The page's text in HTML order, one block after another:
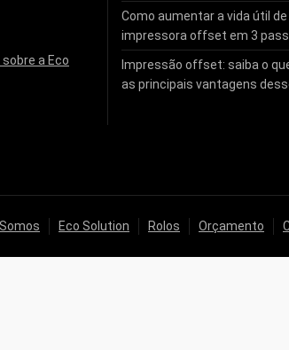
a Eco
Como aumentar a vida útil de
impressora offset em 3
Impressão offset: saiba o
as principais vantagens
Eco Solution Rolos Orçamento